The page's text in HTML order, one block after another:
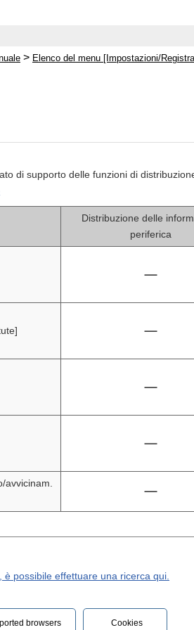
> Elenco del menu [Impostazioni/
di supporto delle funzioni di
Distribuzione delle
periferica
avvicinam.
possibile effettuare una ricerca qui.
browsers Cookies